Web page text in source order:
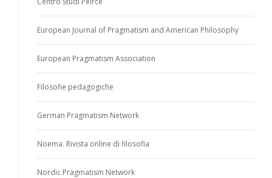
European Journal of Pragmatism and American Philosophy
European Pragmatism Association
Filosofie pedagogiche
German Pragmatism Network
Noema. Rivista online di filosofia
Nordic Pragmatism Network